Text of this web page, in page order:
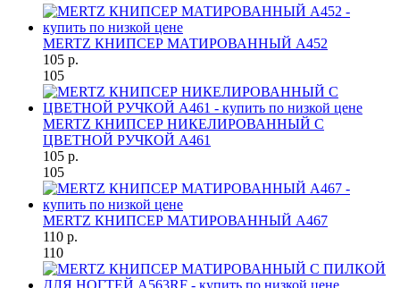
MERTZ КНИПСЕР МАТИРОВАННЫЙ A452
105 р.
105
MERTZ КНИПСЕР НИКЕЛИРОВАННЫЙ С
ЦВЕТНОЙ РУЧКОЙ A461
105 р.
105
MERTZ КНИПСЕР МАТИРОВАННЫЙ A467
110 р.
110